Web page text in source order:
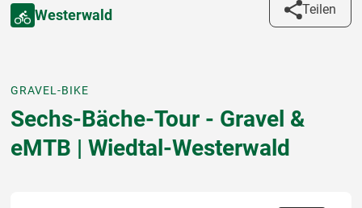
Westerwald Teilen
GRAVEL-BIKE
Sechs-Bäche-Tour - Gravel &
eMTB | Wiedtal-Westerwald